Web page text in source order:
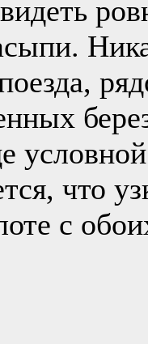
что
с